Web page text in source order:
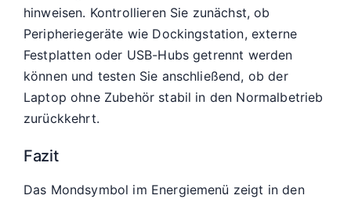
hinweisen. Kontrollieren Sie zunächst, ob
Peripheriegeräte wie Dockingstation, externe
Festplatten oder USB-Hubs getrennt werden
können und testen Sie anschließend, ob der
Laptop ohne Zubehör stabil in den Normalbetrieb
zurückkehrt.
Fazit
Das Mondsymbol im Energiemenü zeigt in den